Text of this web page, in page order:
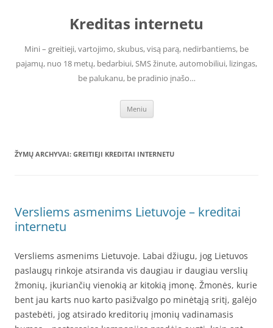
Kreditas internetu
Mini – greitieji, vartojimo, skubus, visą parą, nedirbantiems, be
pajamų, nuo 18 metų, bedarbiui, SMS žinute, automobiliui, lizingas,
be palukanu, be pradinio įnašo…
Meniu
ŽYMŲ ARCHYVAI: GREITIEJI KREDITAI INTERNETU
Versliems asmenims Lietuvoje – kreditai
internetu
Versliems asmenims Lietuvoje. Labai džiugu, jog Lietuvos
paslaugų rinkoje atsiranda vis daugiau ir daugiau verslių
žmonių, įkuriančių vienokią ar kitokią įmonę. Žmonės, kurie
bent jau karts nuo karto pasižvalgo po minėtąją sritį, galėjo
pastebėti, jog atsirado kreditorių įmonių vadinamasis